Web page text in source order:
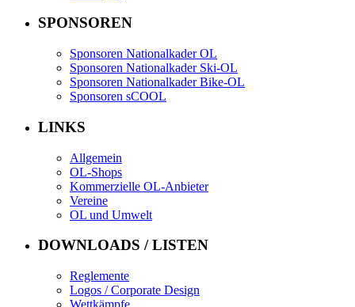
SPONSOREN
Sponsoren Nationalkader OL
Sponsoren Nationalkader Ski-OL
Sponsoren Nationalkader Bike-OL
Sponsoren sCOOL
LINKS
Allgemein
OL-Shops
Kommerzielle OL-Anbieter
Vereine
OL und Umwelt
DOWNLOADS / LISTEN
Reglemente
Logos / Corporate Design
Wettkämpfe